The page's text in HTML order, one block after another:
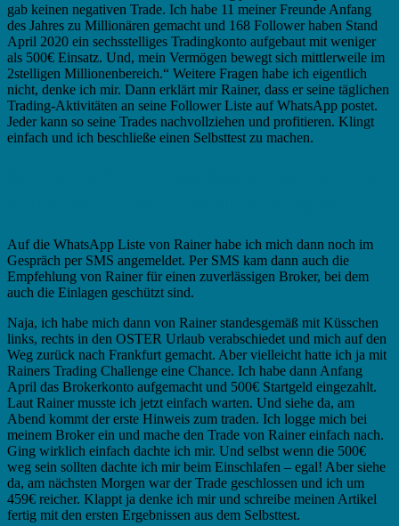
gab keinen negativen Trade. Ich habe 11 meiner Freunde Anfang
des Jahres zu Millionären gemacht und 168 Follower haben Stand
April 2020 ein sechsstelliges Tradingkonto aufgebaut mit weniger
als 500€ Einsatz. Und, mein Vermögen bewegt sich mittlerweile im
2stelligen Millionenbereich.“ Weitere Fragen habe ich eigentlich
nicht, denke ich mir. Dann erklärt mir Rainer, dass er seine täglichen
Trading-Aktivitäten an seine Follower Liste auf WhatsApp postet.
Jeder kann so seine Trades nachvollziehen und profitieren. Klingt
einfach und ich beschließe einen Selbsttest zu machen.
Auf die WhatsApp Liste von Rainer habe ich mich dann noch im
Gespräch per SMS angemeldet. Per SMS kam dann auch die
Empfehlung von Rainer für einen zuverlässigen Broker, bei dem
auch die Einlagen geschützt sind.
Naja, ich habe mich dann von Rainer standesgemäß mit Küsschen
links, rechts in den OSTER Urlaub verabschiedet und mich auf den
Weg zurück nach Frankfurt gemacht. Aber vielleicht hatte ich ja mit
Rainers Trading Challenge eine Chance. Ich habe dann Anfang
April das Brokerkonto aufgemacht und 500€ Startgeld eingezahlt.
Laut Rainer musste ich jetzt einfach warten. Und siehe da, am
Abend kommt der erste Hinweis zum traden. Ich logge mich bei
meinem Broker ein und mache den Trade von Rainer einfach nach.
Ging wirklich einfach dachte ich mir. Und selbst wenn die 500€
weg sein sollten dachte ich mir beim Einschlafen – egal! Aber siehe
da, am nächsten Morgen war der Trade geschlossen und ich um
459€ reicher. Klappt ja denke ich mir und schreibe meinen Artikel
fertig mit den ersten Ergebnissen aus dem Selbsttest.